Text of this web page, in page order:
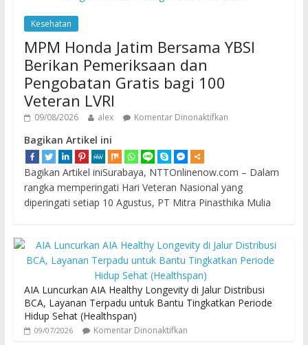
Kesehatan
MPM Honda Jatim Bersama YBSI
Berikan Pemeriksaan dan
Pengobatan Gratis bagi 100
Veteran LVRI
09/08/2026 alex Komentar Dinonaktifkan
Bagikan Artikel ini
Bagikan Artikel iniSurabaya, NTTOnlinenow.com – Dalam
rangka memperingati Hari Veteran Nasional yang
diperingati setiap 10 Agustus, PT Mitra Pinasthika Mulia
AIA Luncurkan AIA Healthy Longevity di Jalur Distribusi
BCA, Layanan Terpadu untuk Bantu Tingkatkan Periode
Hidup Sehat (Healthspan)
09/07/2026 Komentar Dinonaktifkan